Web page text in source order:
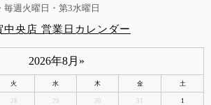
毎週火曜日・第3水曜日
中央店 営業日カレンダー
2026年8月 »
火 水 木 金 土
28 29 30 31 1